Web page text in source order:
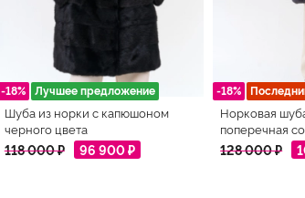
-18% Лучшее предложение
Шуба из норки с капюшоном
черного цвета
118 000 ₽ 96 900 ₽
-18%
Норковая
поперечная
128 000 ₽